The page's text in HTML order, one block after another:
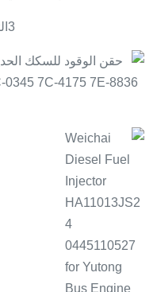
3التواصل الدولي الدولي الدولي والدعم.